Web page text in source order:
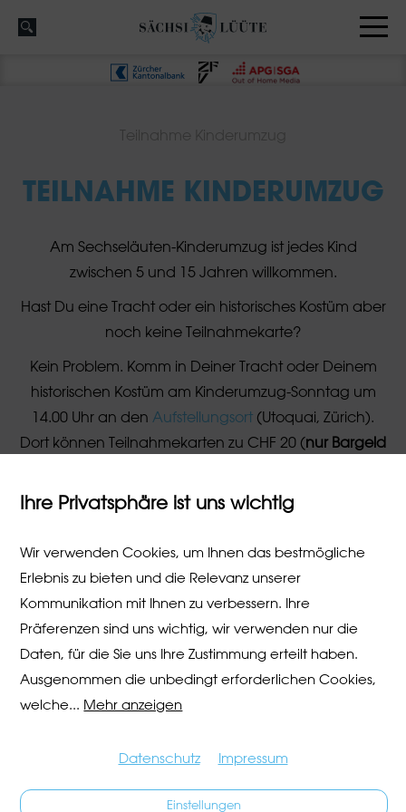
TEILNAHME KINDERUMZUG
Am Sechseläuten-Kinderumzug ist jedes Kind
zwischen 5 und 15 Jahren willkommen.
Hast Du eine Tracht oder ein historisches Kostüm aber
noch keine Teilnahmekarte?
Kein Problem. Komm in Deiner Tracht oder Deinem
historischen Kostüm am Kinderumzug-Sonntag um
14.00 Uhr an den Aufstellungsort (Utoquai, Zürich).
Dort können Teilnahmekarten zu CHF 20 (nur Bargeld
Lageplan Vermietungsort
Kostüm oder
Tracht mieten
Ich verfüge über
ein Kostüm/
eine eigene
Tracht
Ihre Privatsphäre ist uns wichtig
Wir verwenden Cookies, um Ihnen das bestmögliche
Erlebnis zu bieten und die Relevanz unserer
Kommunikation mit Ihnen zu verbessern. Ihre
Präferenzen sind uns wichtig, wir verwenden nur die
Daten, für die Sie uns Ihre Zustimmung erteilt haben.
Ausgenommen die unbedingt erforderlichen Cookies,
welche... Mehr anzeigen
Datenschutz Impressum
Einstellungen